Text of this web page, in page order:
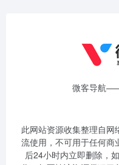
微客导航
此网站资源收集整理自
流使用，不可用于任何商
后24小时内立即删除，